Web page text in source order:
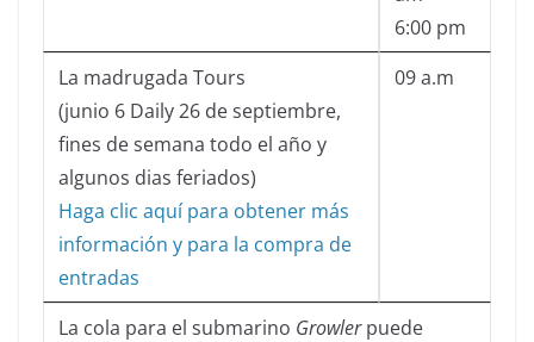
6:00 pm
La madrugada Tours
(junio 6 Daily 26 de septiembre,
fines de semana todo el año y
algunos dias feriados)
Haga clic aquí para obtener más
información y para la compra de
entradas
09 a.m
La cola para el submarino Growlerpuede